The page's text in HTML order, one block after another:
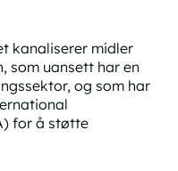
kanaliserer midler
som uansett har en
og som har
for å støtte